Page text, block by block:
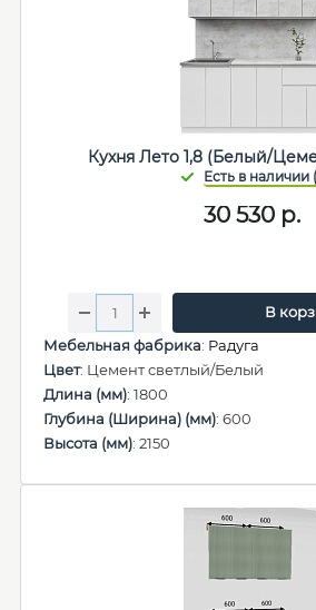
Кухня Лето 1,8 (Белый/
30 530р.
В
Мебельная фабрика: Радуга
Цвет: Цемент светлый/Белый
Длина (мм): 1800
Глубина (Ширина) (мм): 600
Высота (мм): 2150